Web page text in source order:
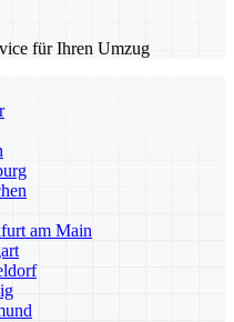
für Ihren Umzug
am Main